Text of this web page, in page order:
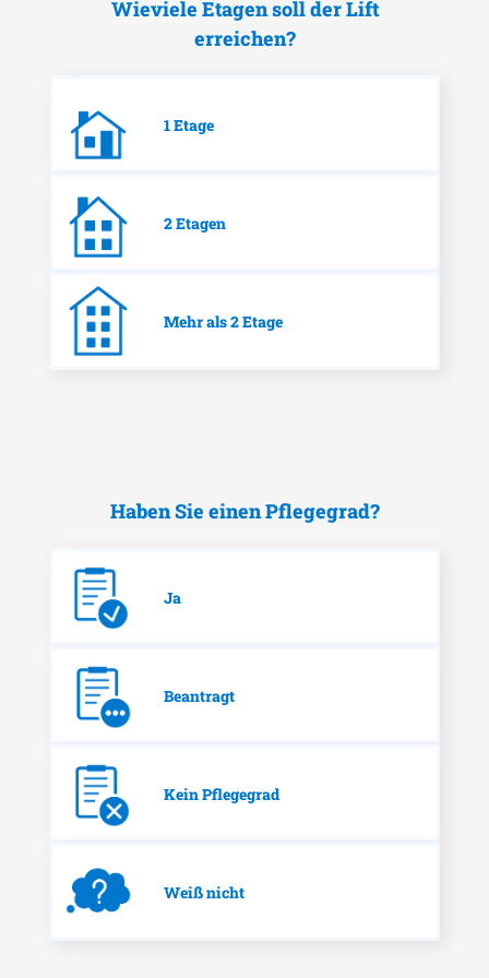
Wieviele Etagen soll der Lift
erreichen?
1 Etage
2 Etagen
Mehr als 2 Etage
Haben Sie einen Pflegegrad?
Ja
Beantragt
Kein Pflegegrad
Weiß nicht